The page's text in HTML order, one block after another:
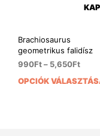
Brachiosaurus
geometrikus falidísz
990Ft– 5,650Ft
OPCIÓK